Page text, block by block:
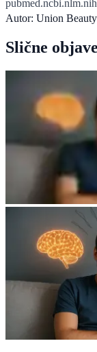
Autor: Union Beauty
Slične objave